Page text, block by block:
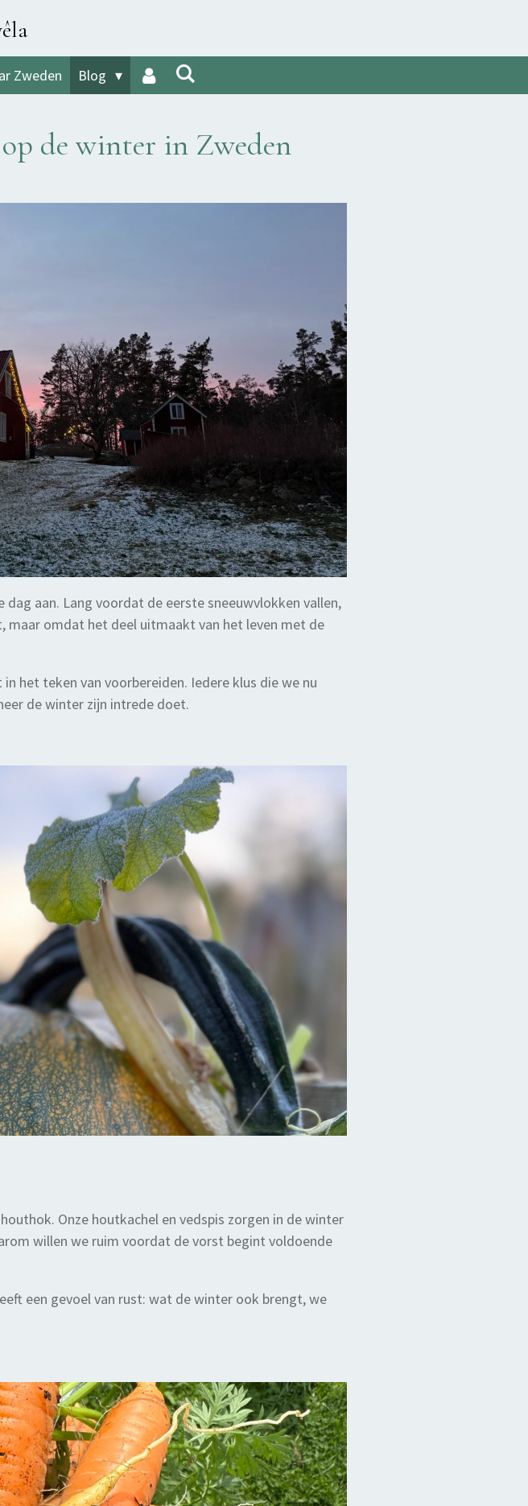
Zweden Blog
de winter in Zweden
aan. Lang voordat de eerste sneeuwvlokken vallen,
omdat het deel uitmaakt van het leven met de
het teken van voorbereiden. Iedere klus die we nu
de winter zijn intrede doet.
Onze houtkachel en vedspis zorgen in de winter
willen we ruim voordat de vorst begint voldoende
een gevoel van rust: wat de winter ook brengt, we